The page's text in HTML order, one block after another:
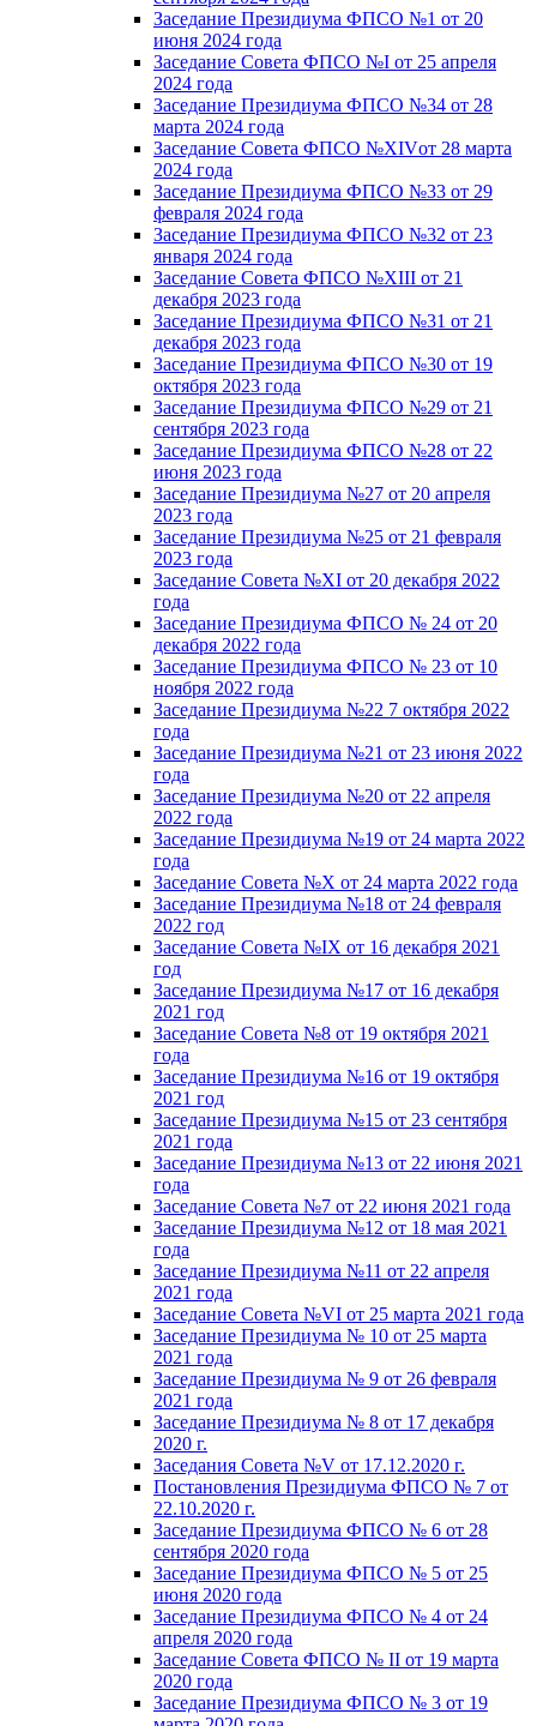
Заседание Президиума ФПСО №1 от 20
июня 2024 года
Заседание Совета ФПСО №I от 25 апреля
2024 года
Заседание Президиума ФПСО №34 от 28
марта 2024 года
Заседание Совета ФПСО №XIVот 28 марта
2024 года
Заседание Президиума ФПСО №33 от 29
февраля 2024 года
Заседание Президиума ФПСО №32 от 23
января 2024 года
Заседание Совета ФПСО №XIII от 21
декабря 2023 года
Заседание Президиума ФПСО №31 от 21
декабря 2023 года
Заседание Президиума ФПСО №30 от 19
октября 2023 года
Заседание Президиума ФПСО №29 от 21
сентября 2023 года
Заседание Президиума ФПСО №28 от 22
июня 2023 года
Заседание Президиума №27 от 20 апреля
2023 года
Заседание Президиума №25 от 21 февраля
2023 года
Заседание Совета №XI от 20 декабря 2022
года
Заседание Президиума ФПСО № 24 от 20
декабря 2022 года
Заседание Президиума ФПСО № 23 от 10
ноября 2022 года
Заседание Президиума №22 7 октября 2022
года
Заседание Президиума №21 от 23 июня 2022
года
Заседание Президиума №20 от 22 апреля
2022 года
Заседание Президиума №19 от 24 марта 2022
года
Заседание Совета №X от 24 марта 2022 года
Заседание Президиума №18 от 24 февраля
2022 год
Заседание Совета №IX от 16 декабря 2021
год
Заседание Президиума №17 от 16 декабря
2021 год
Заседание Совета №8 от 19 октября 2021
года
Заседание Президиума №16 от 19 октября
2021 год
Заседание Президиума №15 от 23 сентября
2021 года
Заседание Президиума №13 от 22 июня 2021
года
Заседание Совета №7 от 22 июня 2021 года
Заседание Президиума №12 от 18 мая 2021
года
Заседание Президиума №11 от 22 апреля
2021 года
Заседание Совета №VI от 25 марта 2021 года
Заседание Президиума № 10 от 25 марта
2021 года
Заседание Президиума № 9 от 26 февраля
2021 года
Заседание Президиума № 8 от 17 декабря
2020 г.
Заседания Совета №V от 17.12.2020 г.
Постановления Президиума ФПСО № 7 от
22.10.2020 г.
Заседание Президиума ФПСО № 6 от 28
сентября 2020 года
Заседание Президиума ФПСО № 5 от 25
июня 2020 года
Заседание Президиума ФПСО № 4 от 24
апреля 2020 года
Заседание Совета ФПСО № II от 19 марта
2020 года
Заседание Президиума ФПСО № 3 от 19